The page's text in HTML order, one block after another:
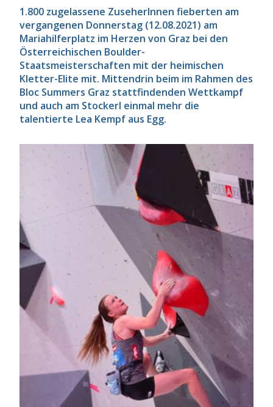
5
Open submenu
Service
10
Open submenu
Verband
1.800 zugelassene ZuseherInnen fieberten am
vergangenen Donnerstag (12.08.2021) am
Mariahilferplatz im Herzen von Graz bei den
Österreichischen Boulder-
Staatsmeisterschaften mit der heimischen
Kletter-Elite mit. Mittendrin beim im Rahmen des
Bloc Summers Graz stattfindenden Wettkampf
und auch am Stockerl einmal mehr die
talentierte Lea Kempf aus Egg.